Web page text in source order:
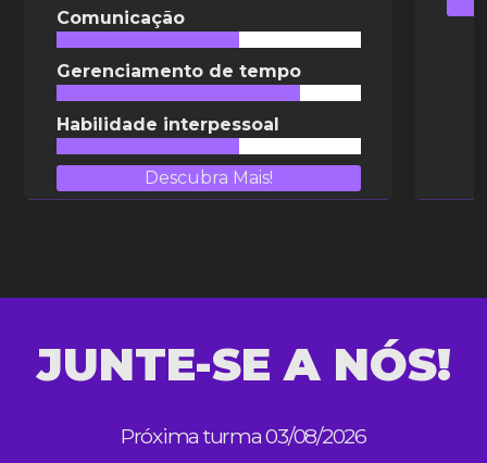
Comunicação
Gerenciamento de tempo
Habilidade interpessoal
Descubra Mais!
JUNTE-SE A NÓS!
Próxima turma 03/08/2026